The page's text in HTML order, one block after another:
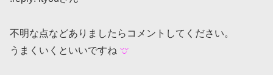
不明な点などありましたらコメントしてください。
うまくいくといいですね